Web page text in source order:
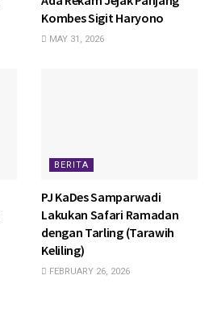
Kombes Sigit Haryono
MAY 31, 2026
BERITA
PJ KaDes Samparwadi
Lakukan Safari Ramadan
dengan Tarling (Tarawih
Keliling)
FEBRUARY 26, 2026